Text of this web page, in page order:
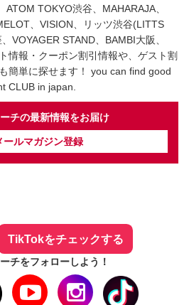
TOKYO渋谷、MAHARAJA、
、VISION、リッツ渋谷(LITTS
VOYAGER STAND、BAMBI大阪、
情報・クーポン割引情報や、ゲスト割
簡単に探せます！ you can find good
CLUB in japan.
チの最新情報をお届け
ールマガジン登録
TikTokをチェックする
チをフォローしよう！